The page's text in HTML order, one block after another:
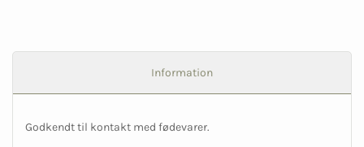
Information
Godkendt til kontakt med fødevarer.